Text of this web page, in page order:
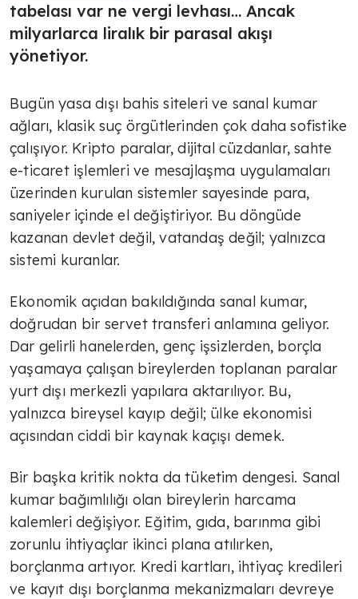
tabelası var ne vergi levhası… Ancak
milyarlarca liralık bir parasal akışı
yönetiyor.
Bugün yasa dışı bahis siteleri ve sanal kumar
ağları, klasik suç örgütlerinden çok daha sofistike
çalışıyor. Kripto paralar, dijital cüzdanlar, sahte
e-ticaret işlemleri ve mesajlaşma uygulamaları
üzerinden kurulan sistemler sayesinde para,
saniyeler içinde el değiştiriyor. Bu döngüde
kazanan devlet değil, vatandaş değil; yalnızca
sistemi kuranlar.
Ekonomik açıdan bakıldığında sanal kumar,
doğrudan bir servet transferi anlamına geliyor.
Dar gelirli hanelerden, genç işsizlerden, borçla
yaşamaya çalışan bireylerden toplanan paralar
yurt dışı merkezli yapılara aktarılıyor. Bu,
yalnızca bireysel kayıp değil; ülke ekonomisi
açısından ciddi bir kaynak kaçışı demek.
Bir başka kritik nokta da tüketim dengesi. Sanal
kumar bağımlılığı olan bireylerin harcama
kalemleri değişiyor. Eğitim, gıda, barınma gibi
zorunlu ihtiyaçlar ikinci plana atılırken,
borçlanma artıyor. Kredi kartları, ihtiyaç kredileri
ve kayıt dışı borçlanma mekanizmaları devreye